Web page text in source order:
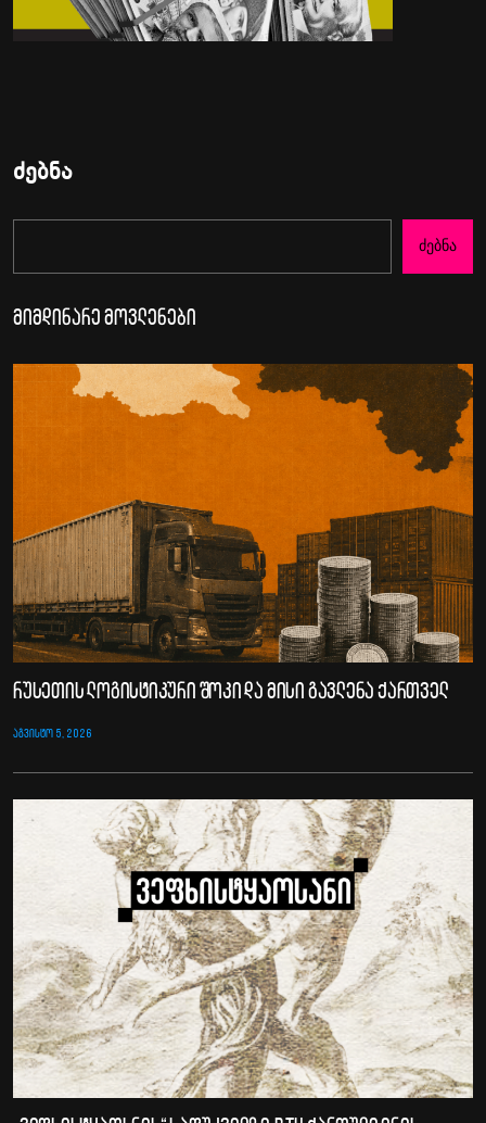
ძებნა
Ძებნა
მიმდინარე მოვლენები
რუსეთის ლოგისტიკური შოკი და მისი გავლენა ქართველ
ᲐᲒᲕᲘᲡᲢᲝ 5, 2026